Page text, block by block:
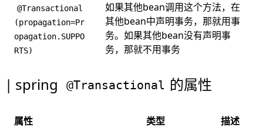
@Transactional
(propagation=Pr
opagation.SUPPO
RTS)
如果其他bean调用这个方法，在
其他bean中声明事务，那就用事
务。如果其他bean没有声明事
务，那就不用事务
spring @Transactional 的属性
属性 类型 描述